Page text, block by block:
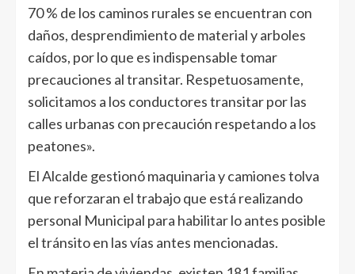
70 % de los caminos rurales se encuentran con
daños, desprendimiento de material y arboles
caídos, por lo que es indispensable tomar
precauciones al transitar. Respetuosamente,
solicitamos a los conductores transitar por las
calles urbanas con precaución respetando a los
peatones».
El Alcalde gestionó maquinaria y camiones tolva
que reforzaran el trabajo que está realizando
personal Municipal para habilitar lo antes posible
el tránsito en las vías antes mencionadas.